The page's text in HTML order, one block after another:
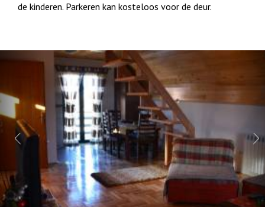
de kinderen. Parkeren kan kosteloos voor de deur.